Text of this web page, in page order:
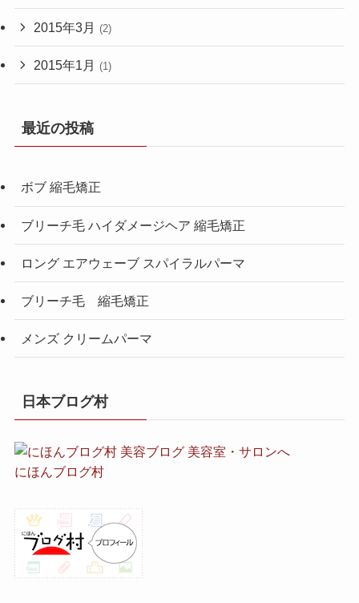
2015年3月 (2)
2015年1月 (1)
最近の投稿
ボブ 縮毛矯正
ブリーチ毛 ハイダメージヘア 縮毛矯正
ロング エアウェーブ スパイラルパーマ
ブリーチ毛 縮毛矯正
メンズ クリームパーマ
日本ブログ村
にほんブログ村